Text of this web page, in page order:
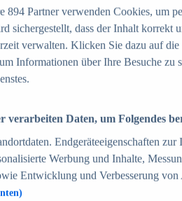
Zum Report
des Umsatzes in
2025
in Deutschland und weltweit
Top-50 Online Shops in
Online-Zahlungsverfahren in
im Online-Handel in
2025
894Partner verwenden Cookies, um
sichergestellt, dass der Inhalt korrekt
verwalten. Klicken Sie dazu auf
Informationen über Ihre Besuche
verarbeiten Daten, um Folgendes
Endgeräteeigenschaften
Werbung und Inhalte,
Entwicklung und Verbesserung von